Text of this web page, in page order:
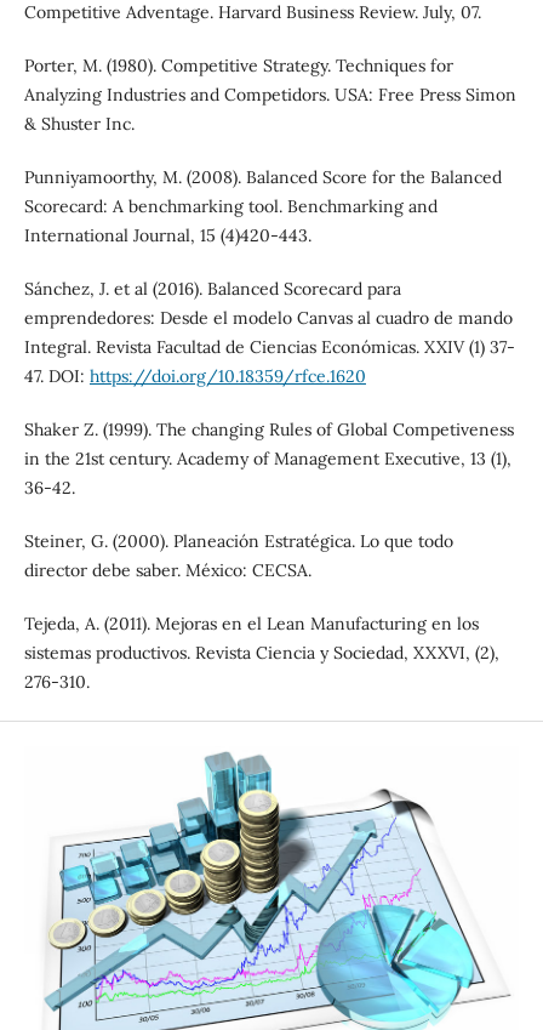
Competitive Adventage. Harvard Business Review. July, 07.
Porter, M. (1980). Competitive Strategy. Techniques for
Analyzing Industries and Competidors. USA: Free Press Simon
& Shuster Inc.
Punniyamoorthy, M. (2008). Balanced Score for the Balanced
Scorecard: A benchmarking tool. Benchmarking and
International Journal, 15 (4)420-443.
Sánchez, J. et al (2016). Balanced Scorecard para
emprendedores: Desde el modelo Canvas al cuadro de mando
Integral. Revista Facultad de Ciencias Económicas. XXIV (1) 37-
47. DOI: https://doi.org/10.18359/rfce.1620
Shaker Z. (1999). The changing Rules of Global Competiveness
in the 21st century. Academy of Management Executive, 13 (1),
36-42.
Steiner, G. (2000). Planeación Estratégica. Lo que todo
director debe saber. México: CECSA.
Tejeda, A. (2011). Mejoras en el Lean Manufacturing en los
sistemas productivos. Revista Ciencia y Sociedad, XXXVI, (2),
276-310.